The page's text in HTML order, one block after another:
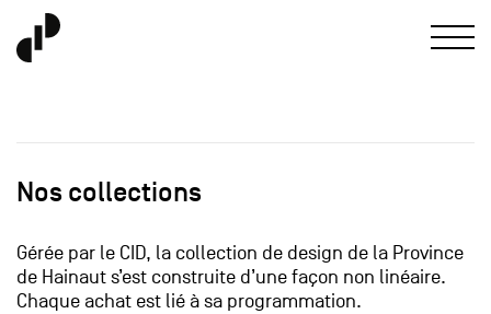
Nos collections
Gérée par le CID, la collection de design de la Province
de Hainaut s’est construite d’une façon non linéaire.
Chaque achat est lié à sa programmation.